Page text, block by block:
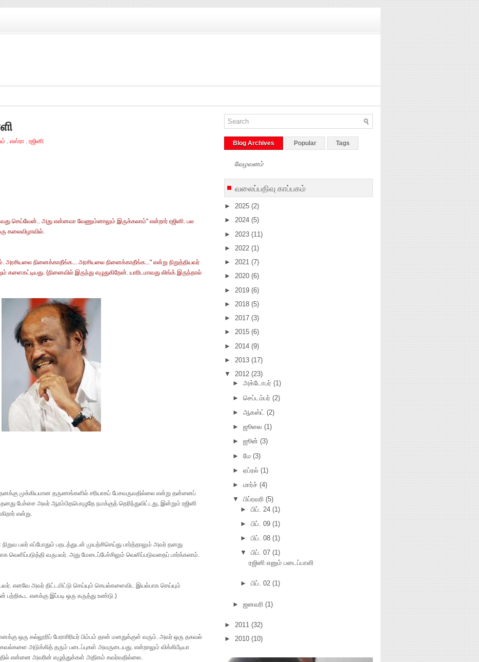
, எஸ்ரா , ரஜினி
செய்வேன்.. அது என்னவா வேணும்னாலும் இருக்கலாம்" என்றார் ரஜினி. பல
கலைவிழாவில்.
நினைக்காதீங்க... அரசியலை நினைக்காதீங்க..." என்று நிறுத்தியவர்
(நினைவில் இருந்து எழுதுகிறேன். யாரிடமாவது லிங்க் இருந்தால்
முக்கியமான தருணங்களில் சரியாகப் பேசவருவதில்லை என்று தன்னைப்
பேச்சை அவர் ஆரம்பிதபொழுதே நமக்குத் தெரிந்துவிட்டது, இன்றும் ரஜினி
என்று.
பலர் எப்போதும் பதடத்துடன் முயற்சிசெய்து பார்த்தாலும் அவர் தனது
வருபவர். அது மேடைப்பேச்சிலும் வெளிப்படுவதைப் பார்க்கலாம்.
எனவே அவர் திட்டமிட்டு செய்யும் செயல்களைவிட இயல்பாக செய்யும்
பற்றிகூட எனக்கு இப்படி ஒரு கருத்து உண்டு.)
ஒரு கல்லூரிப் பேராசிரியர் பிம்பம் தான் மனதுக்குள் வரும். அவர் ஒரு தகவல்
அடுக்கித் தரும் படைப்புகள் அவருடையது. என்றாலும் விக்கிபீடியா
என்னை அவரின் எழுத்துக்கள் அதிகம் கவர்வதில்லை.
Blog Archives Popular Tags
வேழவனம்
வலைப்பதிவு காப்பகம்
► 2025 (2)
► 2024 (5)
► 2023 (11)
► 2022 (1)
► 2021 (7)
► 2020 (6)
► 2019 (6)
► 2018 (5)
► 2017 (3)
► 2015 (6)
► 2014 (9)
► 2013 (17)
▼
2012 (23)
► அக்டோபர் (1)
► செப்டம்பர் (2)
► ஆகஸ்ட் (2)
► ஜூலை (1)
► ஜூன் (3)
► மே (3)
► ஏப்ரல் (1)
► மார்ச் (4)
▼
பிப்ரவரி (5)
►பிப். 24(1)
►பிப். 09(1)
►பிப். 08(1)
▼
பிப். 07(1)
ரஜினி எனும் படைப்பாளி
►பிப். 02(1)
► ஜனவரி (1)
► 2011 (32)
► 2010 (10)